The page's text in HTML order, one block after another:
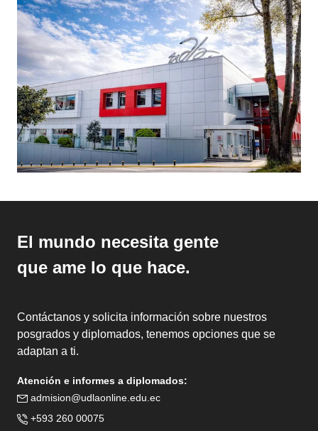
El mundo necesita gente
que ame lo que hace.
Contáctanos y solicita información sobre nuestros
posgrados y diplomados, tenemos opciones que se
adaptan a ti.
Atención e informes a diplomados:
admision@udlaonline.edu.ec
+593 260 00075